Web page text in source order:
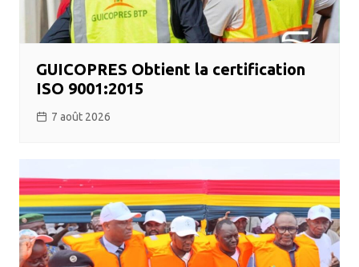
GUICOPRES Obtient la certification
ISO 9001:2015
7 août 2026